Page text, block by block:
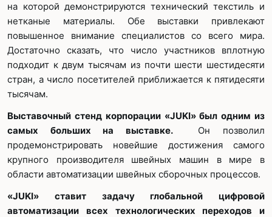
на которой демонстрируются технический текстиль и
нетканые материалы. Обе выставки привлекают
повышенное внимание специалистов со всего мира.
Достаточно сказать, что число участников вплотную
подходит к двум тысячам из почти шести шестидесяти
стран, а число посетителей приближается к пятидесяти
тысячам.
Выставочный стенд корпорации «JUKI» был одним из
самых больших на выставке. Он позволил
продемонстрировать новейшие достижения самого
крупного производителя швейных машин в мире в
области автоматизации швейных сборочных процессов.
«JUKI» ставит задачу глобальной цифровой
автоматизации всех технологических переходов и